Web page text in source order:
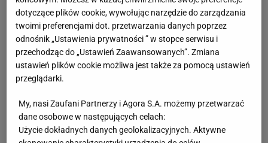
dotyczące plików cookie, wywołując narzędzie do zarządzania
twoimi preferencjami dot. przetwarzania danych poprzez
odnośnik „Ustawienia prywatności ” w stopce serwisu i
przechodząc do „Ustawień Zaawansowanych”. Zmiana
ustawień plików cookie możliwa jest także za pomocą ustawień
przeglądarki.
My, nasi Zaufani Partnerzy i Agora S.A. możemy przetwarzać
dane osobowe w następujących celach:
Użycie dokładnych danych geolokalizacyjnych. Aktywne